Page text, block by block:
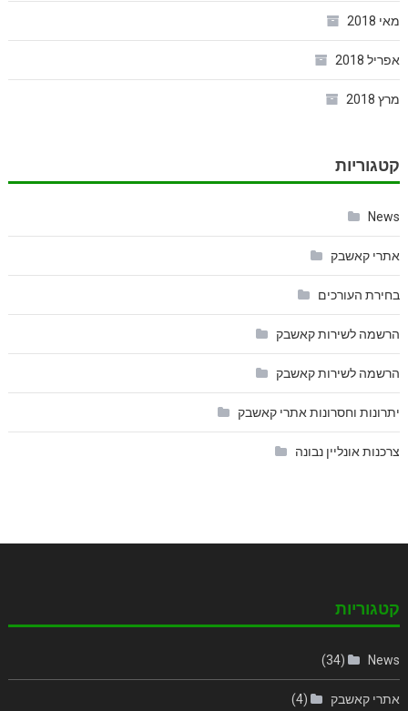
מאי 2018
אפריל 2018
מרץ 2018
קטגוריות
News
אתרי קאשבק
בחירת העורכים
הרשמה לשירות קאשבק
הרשמה לשירות קאשבק
יתרונות וחסרונות אתרי קאשבק
צרכנות אונליין נבונה
קטגוריות
News
(34)
אתרי קאשבק (4)